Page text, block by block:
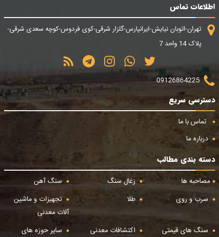
اطلاعات تماس
تهران-اتوبان نیایش-ایرانپارس-گلزار شرقی-کوی فردوس-کوچه سعدی شرقی-
پلاک 14 واحد 7
09126864225
دسترسی سریع
تماس با ما
درباره ما
دسته بندی مطالب
مصاحبه ها
زغال سنگ
سنگ آهن
سرب و روی
طلا
تجهیزات و ماشین
آلات معدنی
سنگ های قیمتی
اکتشافات معدنی سایر حوزه های